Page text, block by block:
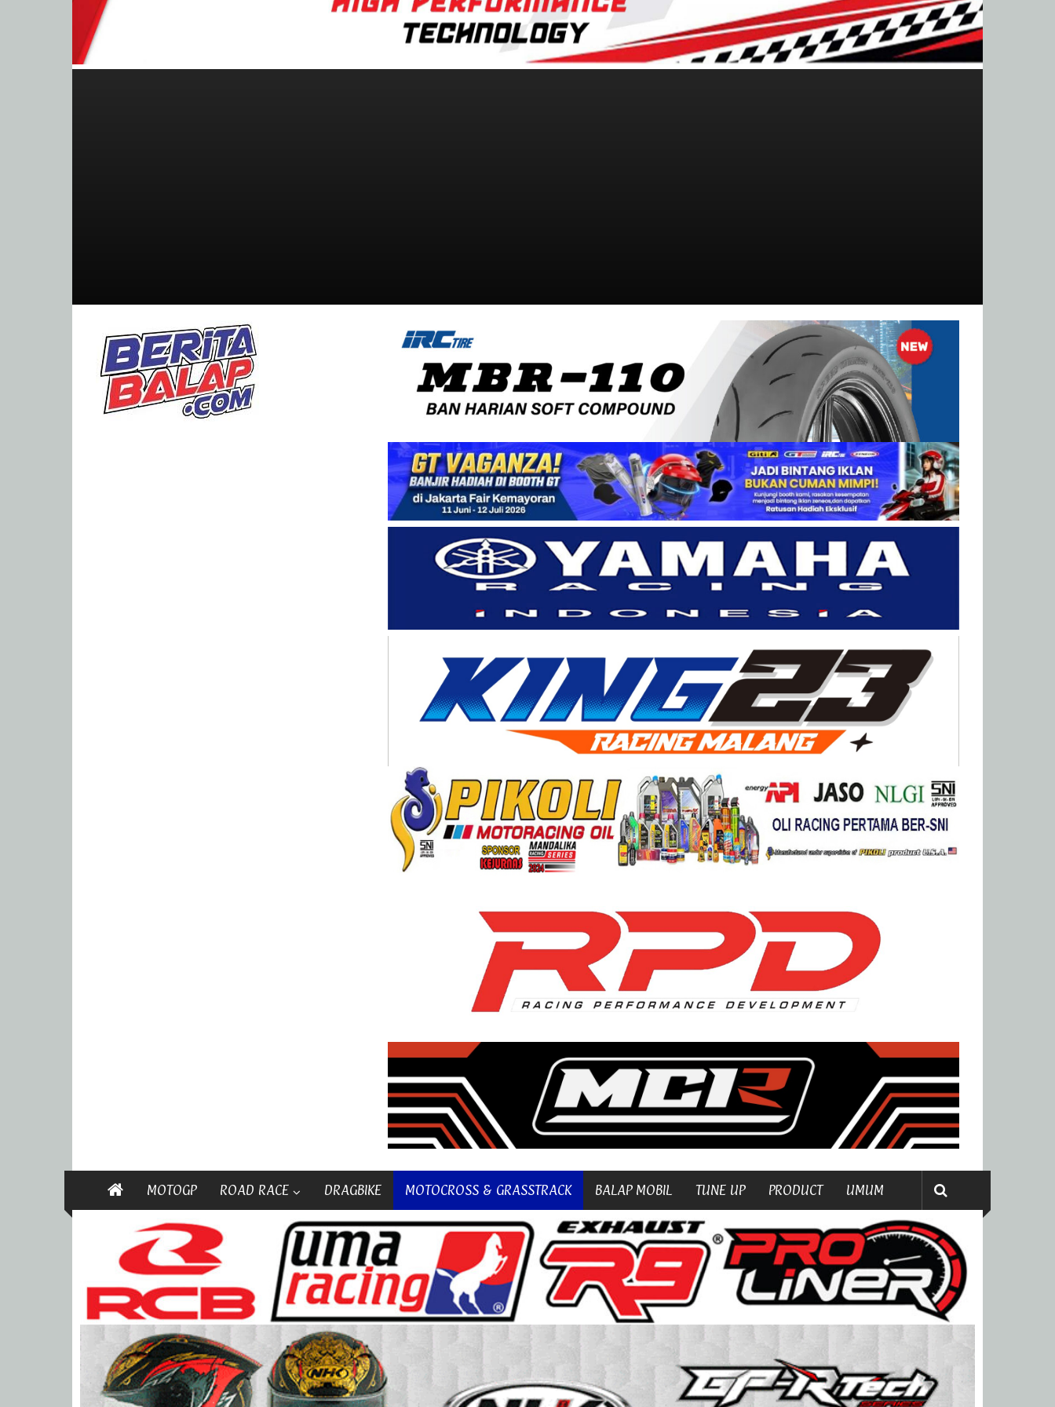
BeritaBalap.com
Portal
Berita
Balap
Paling
MOTOGP ROAD RACE DRAGBIKE MOTOCROSS & GRASSTRACK BALAP MOBIL TUNE UP PRODUCT UMUM